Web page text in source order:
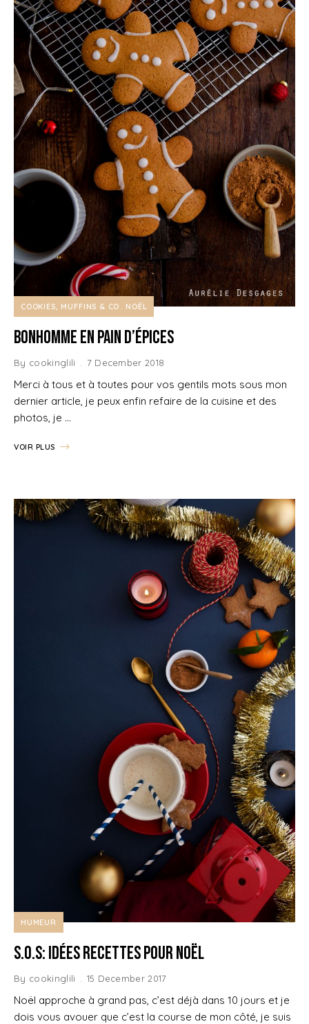
COOKIES, MUFFINS & CO NOËL
Bonhomme en Pain d’épices
By cookinglili 7 December 2018
Merci à tous et à toutes pour vos gentils mots sous mon
dernier article, je peux enfin refaire de la cuisine et des
photos, je …
VOIR PLUS
HUMEUR
S.O.S: Idées recettes pour Noël
By cookinglili 15 December 2017
Noël approche à grand pas, c’est déjà dans 10 jours et je
dois vous avouer que c’est la course de mon côté, je suis